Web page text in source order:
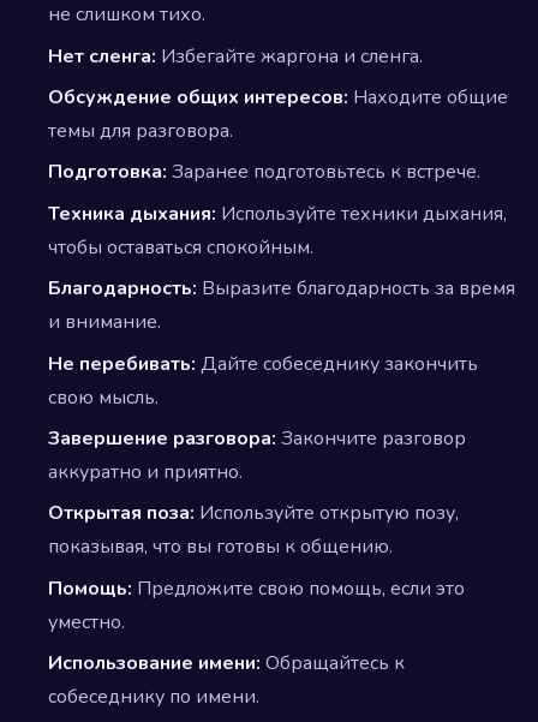
не слишком тихо.
Нет сленга: Избегайте жаргона и сленга.
Обсуждение общих интересов: Находите общие
темы для разговора.
Подготовка: Заранее подготовьтесь к встрече.
Техника дыхания: Используйте техники дыхания,
чтобы оставаться спокойным.
Благодарность: Выразите благодарность за время
и внимание.
Не перебивать: Дайте собеседнику закончить
свою мысль.
Завершение разговора: Закончите разговор
аккуратно и приятно.
Открытая поза: Используйте открытую позу,
показывая, что вы готовы к общению.
Помощь: Предложите свою помощь, если это
уместно.
Использование имени: Обращайтесь к
собеседнику по имени.